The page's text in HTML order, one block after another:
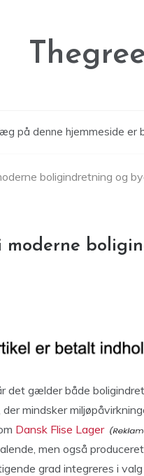
på denne hjemmeside er
boligindretning og
det gælder både
mindsker
Dansk Flise Lager
men også
grad integreres i